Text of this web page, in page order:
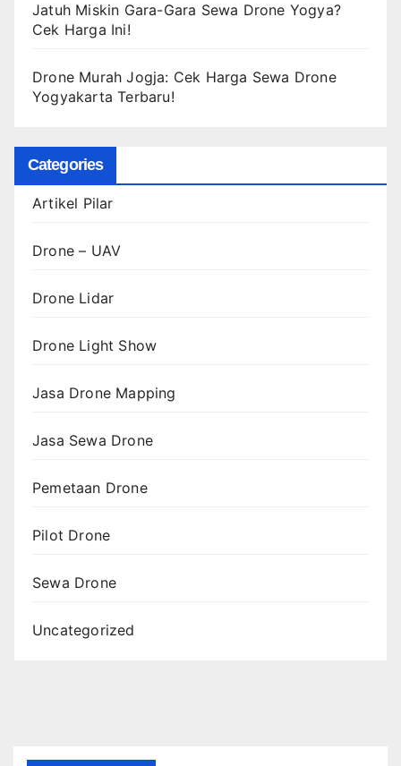
Jatuh Miskin Gara-Gara Sewa Drone Yogya?
Cek Harga Ini!
Drone Murah Jogja: Cek Harga Sewa Drone
Yogyakarta Terbaru!
Categories
Artikel Pilar
Drone – UAV
Drone Lidar
Drone Light Show
Jasa Drone Mapping
Jasa Sewa Drone
Pemetaan Drone
Pilot Drone
Sewa Drone
Uncategorized